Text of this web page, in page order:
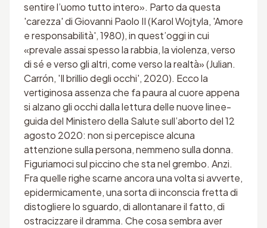
sentire l’uomo tutto intero». Parto da questa
'carezza' di Giovanni Paolo II (Karol Wojtyla, 'Amore
e responsabilità', 1980), in quest’oggi in cui
«prevale assai spesso la rabbia, la violenza, verso
di sé e verso gli altri, come verso la realtà» (Julian.
Carrón, 'Il brillio degli occhi', 2020). Ecco la
vertiginosa assenza che fa paura al cuore appena
si alzano gli occhi dalla lettura delle nuove linee-
guida del Ministero della Salute sull’aborto del 12
agosto 2020: non si percepisce alcuna
attenzione sulla persona, nemmeno sulla donna.
Figuriamoci sul piccino che sta nel grembo. Anzi.
Fra quelle righe scarne ancora una volta si avverte,
epidermicamente, una sorta di inconscia fretta di
distogliere lo sguardo, di allontanare il fatto, di
ostracizzare il dramma. Che cosa sembra aver